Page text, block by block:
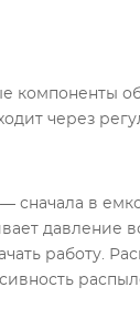
компоненты
через
в
давление
работу.